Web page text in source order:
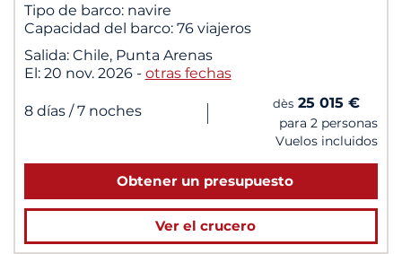
Tipo de barco: navire
Capacidad del barco: 76 viajeros
Salida: Chile, Punta Arenas
El: 20 nov. 2026 - otras fechas
8 días / 7 noches | dès 25 015 €
para 2 personas
Vuelos incluidos
Obtener un presupuesto
Ver el crucero